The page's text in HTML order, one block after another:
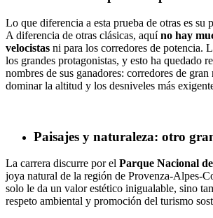
Lo que diferencia a esta prueba de otras es su
A diferencia de otras clásicas, aquíno hay
velocistas ni para los corredores de potencia.
los grandes protagonistas, y esto ha quedado
nombres de sus ganadores: corredores de gran
dominar la altitud y los desniveles más
Paisajes y naturaleza: otro
La carrera discurre por el Parque Nacional
joya natural de la región de Provenza-Alpes-
solo le da un valor estético inigualable, sino
respeto ambiental y promoción del turismo